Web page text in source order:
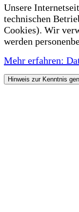
Unsere
technischen
Cookies). Wir
werden
Mehr erfahren:
Hinweis zur Kenntnis